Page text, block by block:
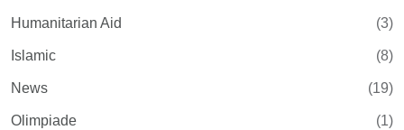
Humanitarian Aid (3)
Islamic (8)
News (19)
Olimpiade (1)